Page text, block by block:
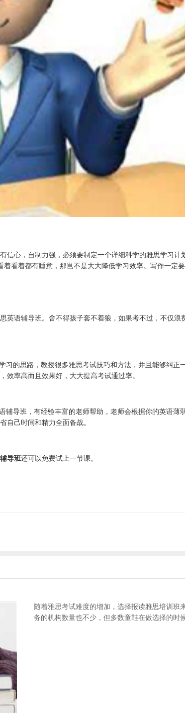
信心，自制力强，必须要制定一个详细科学的雅思学习
看着都有睡意，那岂不是大大降低学习效率。写作一定
英语辅导班。舍不得孩子套不着狼，如果考不过，不仅
习的思路，教授很多雅思考试技巧和方法，并且能够纠
效率高而且效果好，大大提高考试通过率。
导班，有经验丰富的老师帮助，老师会根据你的英语
自己时间和精力全面备战。
导班还可以免费试上一节课。
随着雅思考试难度的增加，选择报读雅思培训
务的机构数量也不少，但多数童鞋在做选择的时